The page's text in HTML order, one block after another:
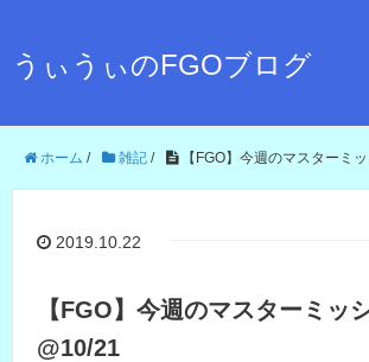
うぃうぃのFGOブログ
ホーム / 雑記 / 【FGO】今週のマスターミ
2019.10.22
【FGO】今週のマスターミッ
@10/21